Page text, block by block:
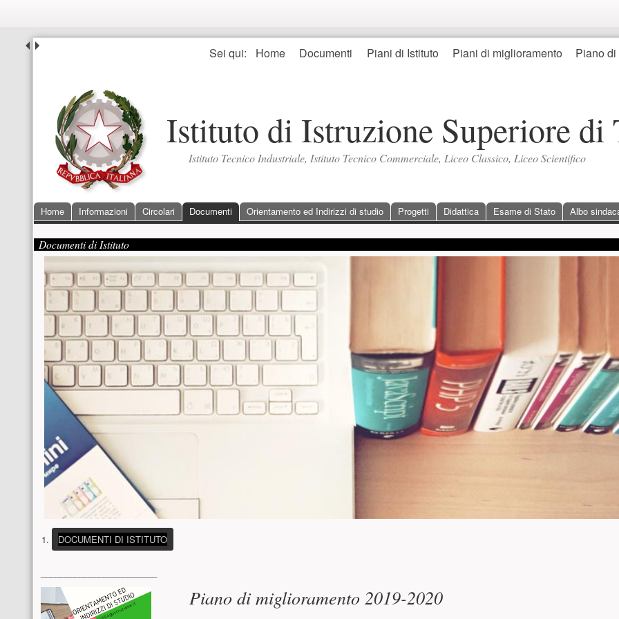
Seguici
Sei qui: Home Documenti Piani di Istituto Piani di miglioramento Piano
Istituto di Istruzione Superiore di
Istituto Tecnico Industriale, Istituto Tecnico Commerciale, Liceo Classico, Liceo Scientifico
Menu principale
Home Informazioni Circolari Documenti Orientamento ed Indirizzi di studio Progetti Didattica Esame di Stato Albo
Contenuto supplementare (superiore)
Presentazione
Documenti di Istituto
DOCUMENTI DI ISTITUTO(PULSANTE PRESENTAZIONE)
Menu laterale
Piano di miglioramento 2019-2020